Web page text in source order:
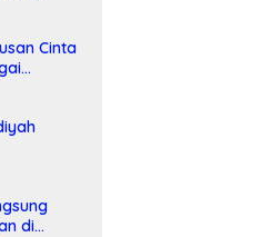
Cinta
di